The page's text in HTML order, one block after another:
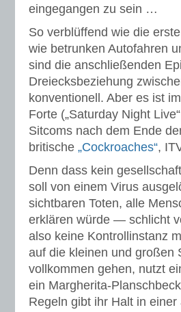
eingegangen zu sein …
So verblüffend wie die
wie betrunken Autofahren
sind die anschließenden
Dreiecksbeziehung
konventionell. Aber es ist
Forte („Saturday Night
Sitcoms nach dem Ende
britische „Cockroaches“,
Denn dass kein
soll von einem Virus
sichtbaren Toten, alle
erklären würde — schlicht
also keine Kontrollinstanz
auf die kleinen und großen
vollkommen gehen, nutzt
ein Margherita-
Regeln gibt ihr Halt in